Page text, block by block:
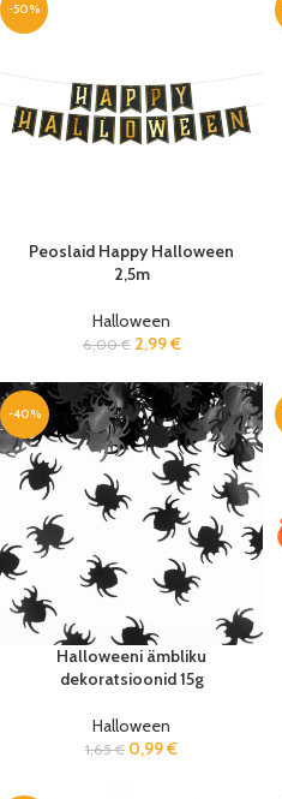
-50%
Peoslaid Happy Halloween
2,5m
Halloween
6,00€ 2,99€
-40%
Halloweeni ämbliku
dekoratsioonid 15g
Halloween
1,65€ 0,99€